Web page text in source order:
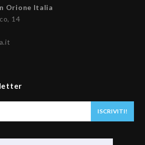
Orione Italia
14
ISCRIVITI!